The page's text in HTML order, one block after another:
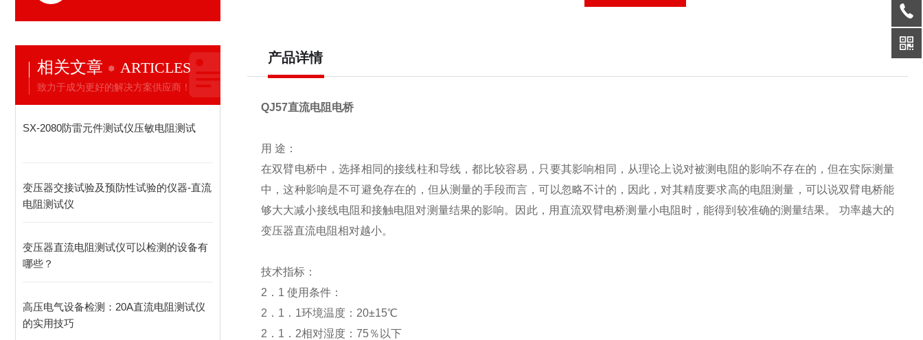
相关文章 ARTICLES
致力于成为更好的解决方案供应商！
SX-2080防雷元件测试仪压敏电阻测试
变压器交接试验及预防性试验的仪器-直流
电阻测试仪
变压器直流电阻测试仪可以检测的设备有
哪些？
高压电气设备检测：20A直流电阻测试仪
的实用技巧
产品详情
QJ57直流电阻电桥
用 途：
在双臂电桥中，选择相同的接线柱和导线，都比较容易，只要其影响相同，从理论上说对被测电阻的影响不存在的，但在实际测量
中，这种影响是不可避免存在的，但从测量的手段而言，可以忽略不计的，因此，对其精度要求高的电阻测量，可以说双臂电桥能
够大大减小接线电阻和接触电阻对测量结果的影响。因此，用直流双臂电桥测量小电阻时，能得到较准确的测量结果。 功率越大的
变压器直流电阻相对越小。
技术指标：
2．1 使用条件：
2．1．1环境温度：20±15℃
2．1．2相对湿度：75％以下